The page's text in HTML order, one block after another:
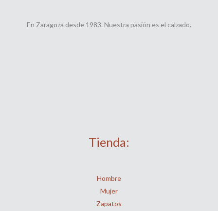
En Zaragoza desde 1983. Nuestra pasión es el calzado.
Tienda:
Hombre
Mujer
Zapatos